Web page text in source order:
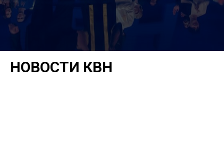
НОВОСТИ КВН